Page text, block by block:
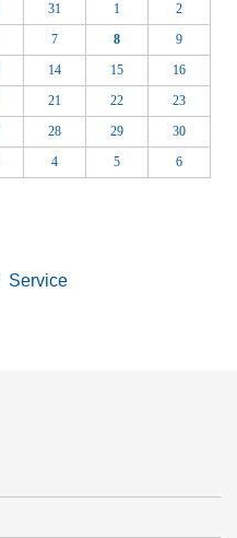
31 1
2
7 8
9
14 15
16
21 22
23
28 29
30
4 5 6
Service